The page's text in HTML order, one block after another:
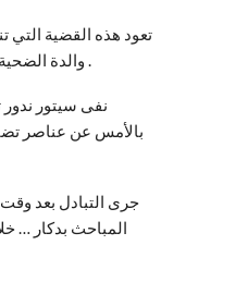
والدة الضحية شكوى ضد المدير العام السابق لمركز الأعمال الجامعية في دكار بتهمة الاغتصاب والتحرش الجنسي .
نفى سيتور ندور
بالأمس عن عناصر
جرى التبادل بعد
المباحث بدكار …